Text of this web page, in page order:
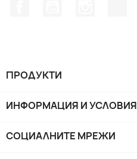
ПРОДУКТИ
ИНФОРМАЦИЯ И УСЛОВИЯ
СОЦИАЛНИТЕ МРЕЖИ